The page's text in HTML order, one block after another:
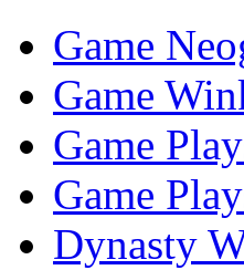
Game
Game
Game
Game
Dynasty